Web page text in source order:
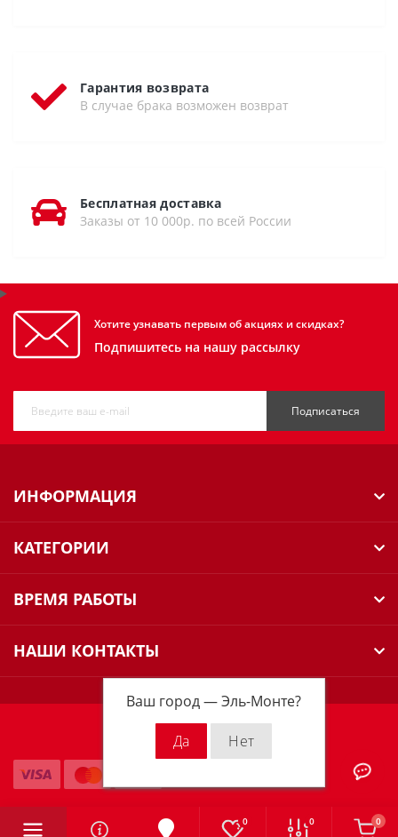
Ваш город —Эль-Монте?
0 0 0
Гарантия возврата
В случае брака возможен возврат
Бесплатная доставка
Заказы от 10 000р. по всей России
Хотите узнавать первым об акциях и скидках?
Подпишитесь на нашу рассылку
Подписаться
ИНФОРМАЦИЯ
КАТЕГОРИИ
ВРЕМЯ РАБОТЫ
НАШИ КОНТАКТЫ
Milwaukee Russia © 2026